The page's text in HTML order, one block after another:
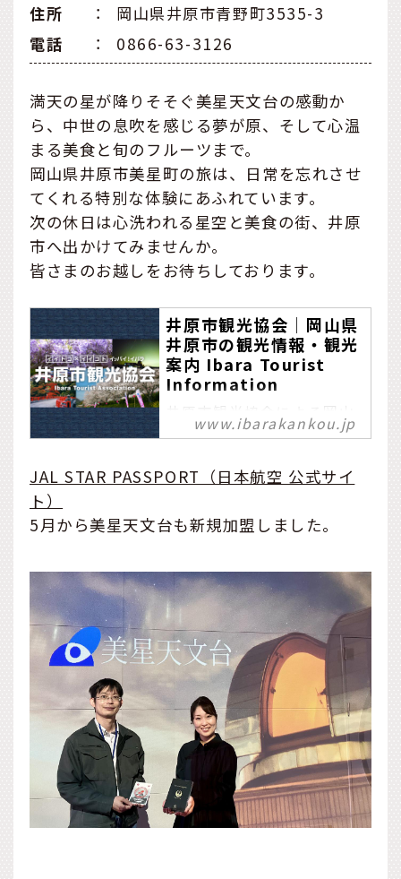
住所
：
岡山県井原市青野町3535-3
電話
： 0866-63-3126
満天の星が降りそそぐ美星天文台の感動か
ら、中世の息吹を感じる夢が原、そして心温
まる美食と旬のフルーツまで。
岡山県井原市美星町の旅は、日常を忘れさせ
てくれる特別な体験にあふれています。
次の休日は心洗われる星空と美食の街、井原
市へ出かけてみませんか。
皆さまのお越しをお待ちしております。
井原市観光協会│岡山県
井原市の観光情報・観光
案内 Ibara Tourist
Information
県井原市の公式観光情報・
Tourist Information
www.ibarakankou.jp
JAL STAR PASSPORT（日本航空 公式サイ
ト）
5月から美星天文台も新規加盟しました。